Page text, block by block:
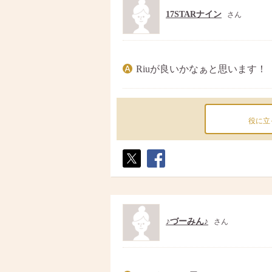
17STARナイン さん
Riuが良いかなぁと思います！
役に立
ト
ア
♪づーみん♪ さん